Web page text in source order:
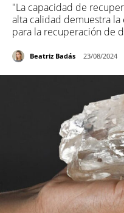
"La capacidad de
alta calidad demuestra
para la recuperación de
Beatriz Badás 23/08/2024